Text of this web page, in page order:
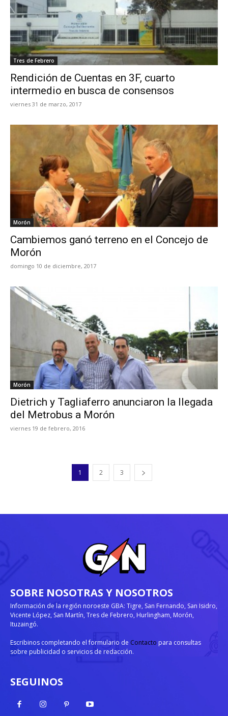
Tres de Febrero
Rendición de Cuentas en 3F, cuarto
intermedio en busca de consensos
viernes 31 de marzo, 2017
Morón
Cambiemos ganó terreno en el Concejo de
Morón
domingo 10 de diciembre, 2017
Morón
Dietrich y Tagliaferro anunciaron la llegada
del Metrobus a Morón
viernes 19 de febrero, 2016
1 2 3
SOBRE NOSOTRAS Y NOSOTROS
Información de la región noroeste GBA: Tigre, San Fernando, San Isidro,
Vicente López, San Martín, Tres de Febrero, Hurlingham, Morón,
Ituzaingó.
Escribinos completando el formulario de Contacto para consultas
sobre publicidad o servicios de redacción.
SEGUINOS